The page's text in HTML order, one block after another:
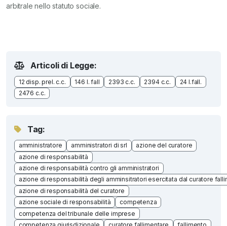
arbitrale nello statuto sociale.
Articoli di Legge:
12 disp. prel. c.c. 146 l. fall 2393 c.c. 2394 c.c.
24 l.fall.
2476 c.c.
Tag:
amministratore amministratori di srl
azione del curatore
azione di responsabilità
azione di responsabilità contro gli amministratori
azione di responsabilità degli amminsitratori esercitata dal curatore
azione di responsabilità del curatore
azione sociale di responsabilità
competenza
competenza del tribunale delle imprese